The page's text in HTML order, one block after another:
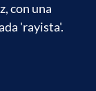
con una
'rayista'.